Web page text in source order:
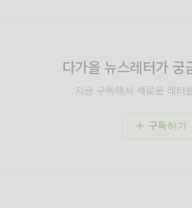
다가올 뉴스레터가 궁
지금 구독해서 새로운 레터
구독하기